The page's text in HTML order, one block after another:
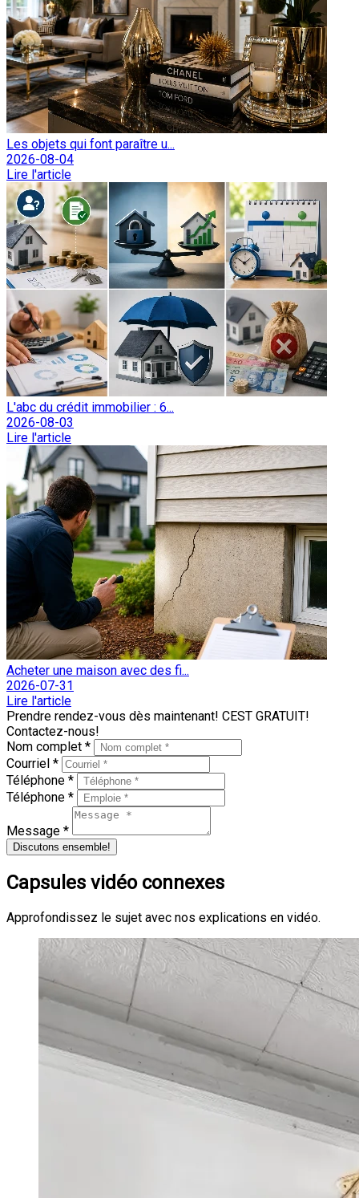
Les objets qui font paraître u...
2026-08-04
Lire l'article
L'abc du crédit immobilier : 6...
2026-08-03
Lire l'article
Acheter une maison avec des fi...
2026-07-31
Lire l'article
Prendre rendez-vous dès maintenant! CEST GRATUIT!
Contactez-nous!
Nom complet *
Courriel *
Téléphone *
Téléphone *
Message *
Discutons ensemble!
Capsules vidéo connexes
Approfondissez le sujet avec nos explications en vidéo.